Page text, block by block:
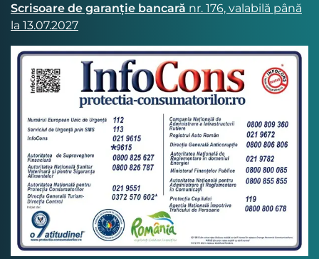
Scrisoare de garanție bancară nr. 176, valabilă până
la 13.07.2027